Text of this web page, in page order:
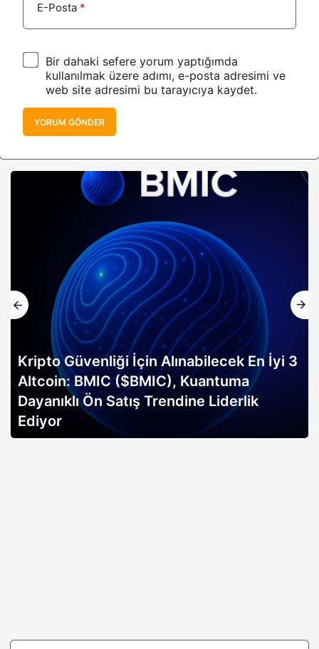
E-Posta *
Bir dahaki sefere yorum yaptığımda
kullanılmak üzere adımı, e-posta adresimi ve
web site adresimi bu tarayıcıya kaydet.
YORUM GÖNDER
Kripto Güvenliği İçin Alınabilecek En İyi 3
Altcoin: BMIC ($BMIC), Kuantuma
Dayanıklı Ön Satış Trendine Liderlik
Ediyor